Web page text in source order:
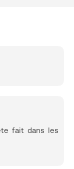
fait dans les